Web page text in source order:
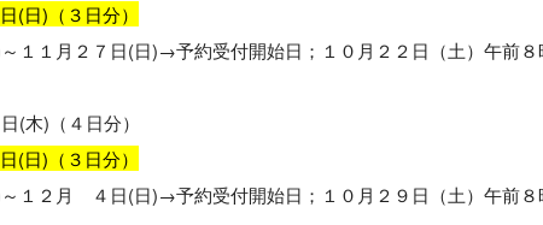
(日)（３日分）
１月２７日(日)→予約受付開始日；１０月２２日（土）午前８
(木)（４日分）
(日)（３日分）
１２月 ４日(日)→予約受付開始日；１０月２９日（土）午前８